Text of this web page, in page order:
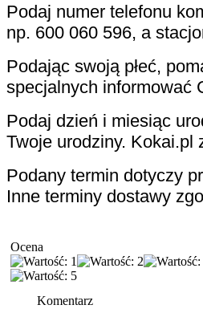
Podaj numer telefonu
np. 600 060 596, a
Podając swoją płeć,
specjalnych informować
Podaj dzień i miesiąc
Twoje urodziny. Kokai.pl
Podany termin dotyczy
Inne terminy dostawy
Ocena
Komentarz